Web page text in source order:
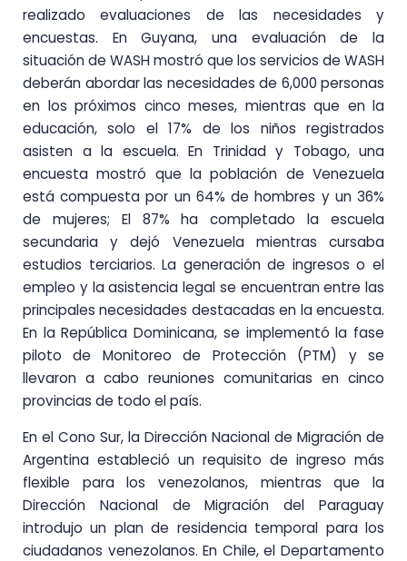
realizado evaluaciones de las necesidades y
encuestas. En Guyana, una evaluación de la
situación de WASH mostró que los servicios de WASH
deberán abordar las necesidades de 6,000 personas
en los próximos cinco meses, mientras que en la
educación, solo el 17% de los niños registrados
asisten a la escuela. En Trinidad y Tobago, una
encuesta mostró que la población de Venezuela
está compuesta por un 64% de hombres y un 36%
de mujeres; El 87% ha completado la escuela
secundaria y dejó Venezuela mientras cursaba
estudios terciarios. La generación de ingresos o el
empleo y la asistencia legal se encuentran entre las
principales necesidades destacadas en la encuesta.
En la República Dominicana, se implementó la fase
piloto de Monitoreo de Protección (PTM) y se
llevaron a cabo reuniones comunitarias en cinco
provincias de todo el país.
En el Cono Sur, la Dirección Nacional de Migración de
Argentina estableció un requisito de ingreso más
flexible para los venezolanos, mientras que la
Dirección Nacional de Migración del Paraguay
introdujo un plan de residencia temporal para los
ciudadanos venezolanos. En Chile, el Departamento